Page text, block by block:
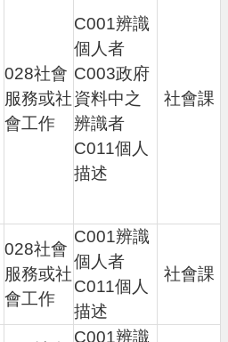
028社會
服務或社
會工作
C001辨識
個人者
C003政府
資料中之
辨識者
C011個人
描述
社會課
028社會
服務或社
會工作
C001辨識
個人者
C011個人
描述
社會課
C001辨識